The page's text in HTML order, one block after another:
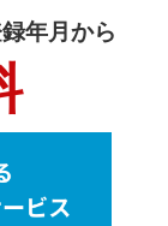
年月から